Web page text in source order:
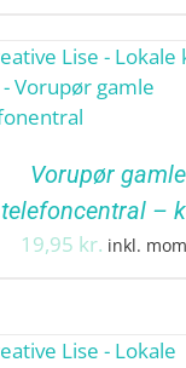
Vorupør gamle
telefoncentral –
19,95 kr. inkl.